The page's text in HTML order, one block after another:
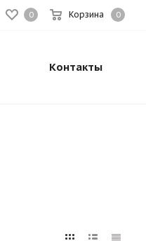
0 Корзина 0
Контакты